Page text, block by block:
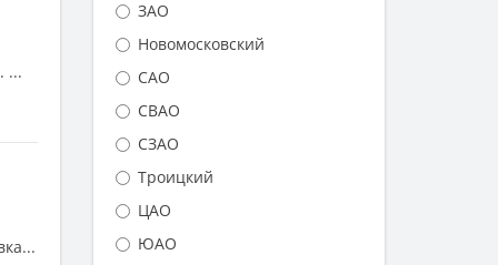
...
ЗАО
Новомосковский
САО
СВАО
СЗАО
Троицкий
ЦАО
ЮАО